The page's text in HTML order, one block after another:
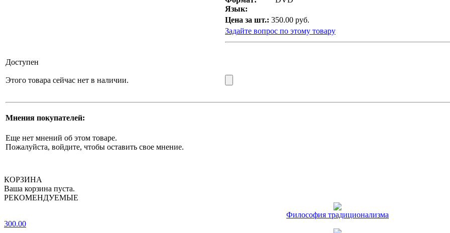
Язык:
Цена за шт.: 350.00 руб.
Задайте вопрос по этому товару
Доступен
Этого товара сейчас нет в наличии.
Мнения покупателей:
Еще нет мнений об этом товаре.
Пожалуйста, войдите, чтобы оставить свое мнение.
КОРЗИНА
Ваша корзина пуста.
РЕКОМЕНДУЕМЫЕ
Философия традиционализма
300.00